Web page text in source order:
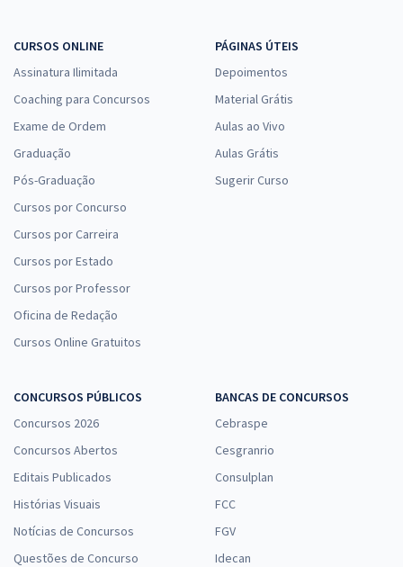
CURSOS ONLINE
Assinatura Ilimitada
Coaching para Concursos
Exame de Ordem
Graduação
Pós-Graduação
Cursos por Concurso
Cursos por Carreira
Cursos por Estado
Cursos por Professor
Oficina de Redação
Cursos Online Gratuitos
PÁGINAS ÚTEIS
Depoimentos
Material Grátis
Aulas ao Vivo
Aulas Grátis
Sugerir Curso
CONCURSOS PÚBLICOS
Concursos 2026
Concursos Abertos
Editais Publicados
Histórias Visuais
Notícias de Concursos
Questões de Concurso
BANCAS DE CONCURSOS
Cebraspe
Cesgranrio
Consulplan
FCC
FGV
Idecan